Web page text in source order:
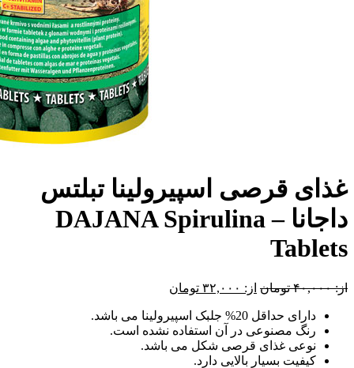
غذای قرصی اسپیرولینا تبلتس
داجانا – DAJANA Spirulina
Tablets
از:۴۰,۰۰۰ تومان از: ۳۲,۰۰۰ تومان
دارای حداقل 20% جلبک اسپیرولینا می باشد.
رنگ مصنوعی در آن استفاده نشده است.
نوعی غذای قرصی شکل می باشد.
کیفیت بسیار بالایی دارد.